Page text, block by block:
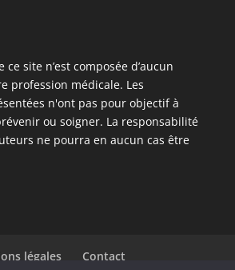
ce site n’est composée d’aucun
profession médicale. Les
n'ont pas pour objectif à
ou soigner. La responsabilité
ne pourra en aucun cas être
légales
Contact